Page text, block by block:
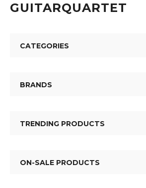
GUITARQUARTET
CATEGORIES
BRANDS
TRENDING PRODUCTS
ON-SALE PRODUCTS